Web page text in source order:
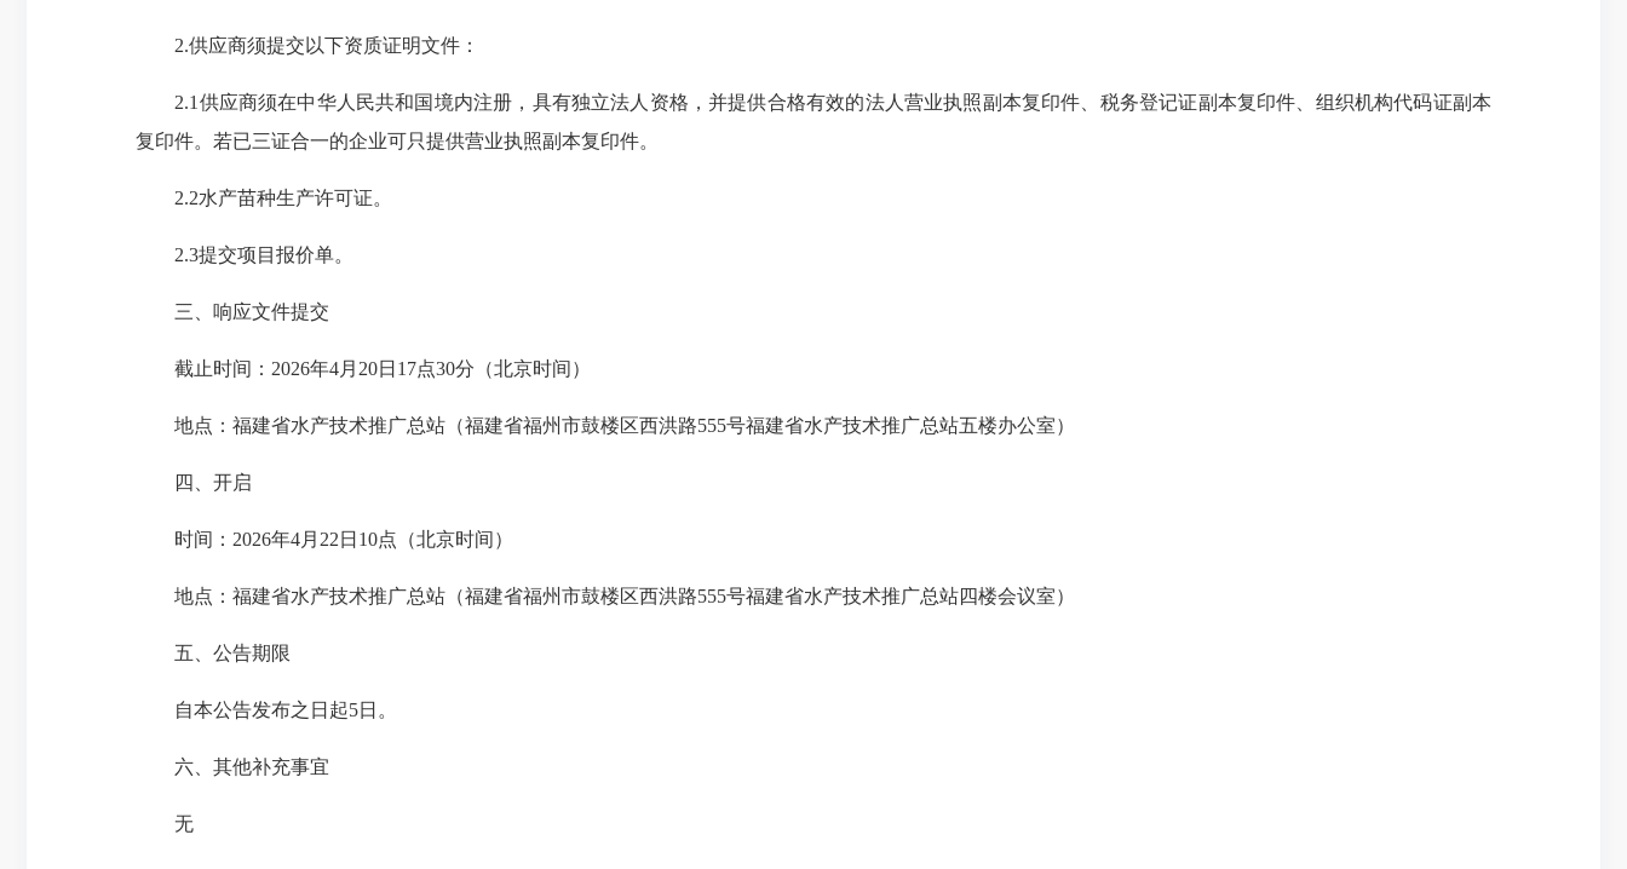
2.供应商须提交以下资质证明文件：
2.1供应商须在中华人民共和国境内注册，具有独立法人资格，并提供合格有效的法人营业执照副本复印件、税务登记证副本复印件、组织机构代码证副本
复印件。若已三证合一的企业可只提供营业执照副本复印件。
2.2水产苗种生产许可证。
2.3提交项目报价单。
三、响应文件提交
截止时间：2026年4月20日17点30分（北京时间）
地点：福建省水产技术推广总站（福建省福州市鼓楼区西洪路555号福建省水产技术推广总站五楼办公室）
四、开启
时间：2026年4月22日10点（北京时间）
地点：福建省水产技术推广总站（福建省福州市鼓楼区西洪路555号福建省水产技术推广总站四楼会议室）
五、公告期限
自本公告发布之日起5日。
六、其他补充事宜
无